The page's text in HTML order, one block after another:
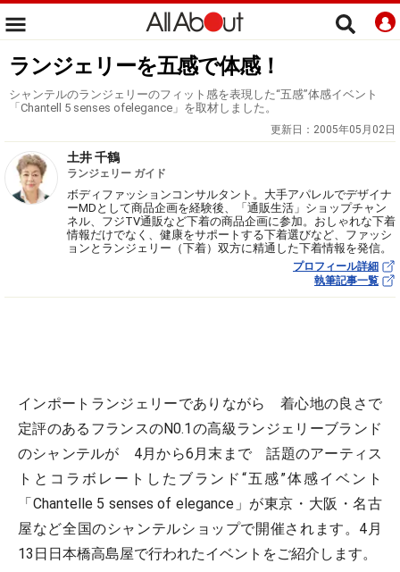
ランジェリーを五感で体感！
シャンテルのランジェリーのフィット感を表現した“五感”体感イベント
「Chantell 5 senses ofelegance」を取材しました。
更新日： 2005年05月02日
土井 千鶴
ランジェリー ガイド
ボディファッションコンサルタント。大手アパレルでデザイナ
ーMDとして商品企画を経験後、「通販生活」ショップチャン
ネル、フジTV通販など下着の商品企画に参加。おしゃれな下着
情報だけでなく、健康をサポートする下着選びなど、ファッシ
ョンとランジェリー（下着）双方に精通した下着情報を発信。
プロフィール詳細
執筆記事一覧
インポートランジェリーでありながら 着心地の良さで
定評のあるフランスのN0.1の高級ランジェリーブランド
のシャンテルが 4月から6月末まで 話題のアーティス
トとコラボレートしたブランド“五感”体感イベント
「Chantelle 5 senses of elegance」が東京・大阪・名古
屋など全国のシャンテルショップで開催されます。4月
13日日本橋高島屋で行われたイベントをご紹介します。